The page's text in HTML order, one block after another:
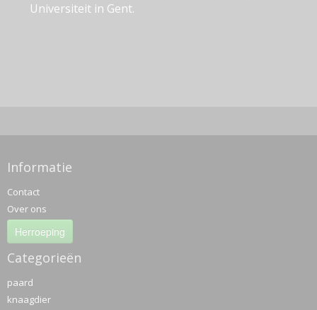
Universiteit in Gent.
Informatie
Contact
Over ons
Herroeping
Categorieën
paard
knaagdier